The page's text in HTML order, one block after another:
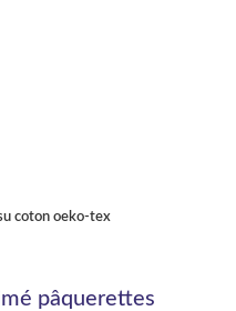
coton oeko-tex
pâquerettes